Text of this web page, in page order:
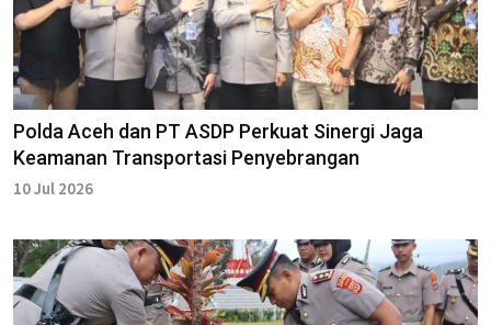
Polda Aceh dan PT ASDP Perkuat Sinergi Jaga
Keamanan Transportasi Penyebrangan
10 Jul 2026